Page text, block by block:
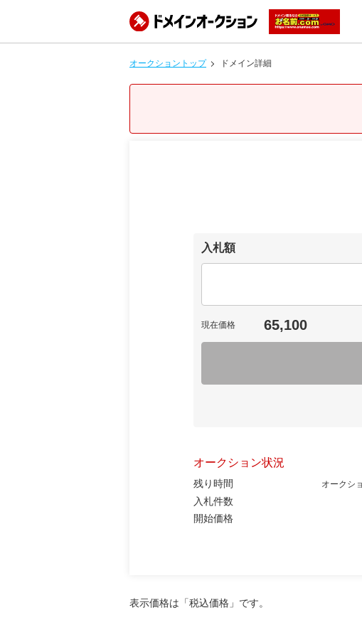
オークショントップ ドメイン詳細
入札額
現在価格 65,100
オークション状況
残り時間 オークシ
入札件数
開始価格
表示価格は「税込価格」です。